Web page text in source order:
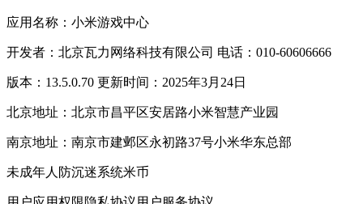
应用名称：小米游戏中心
开发者：北京瓦力网络科技有限公司 电话：010-60606666
版本：13.5.0.70 更新时间：2025年3月24日
北京地址：北京市昌平区安居路小米智慧产业园
南京地址：南京市建邺区永初路37号小米华东总部
未成年人防沉迷系统米币